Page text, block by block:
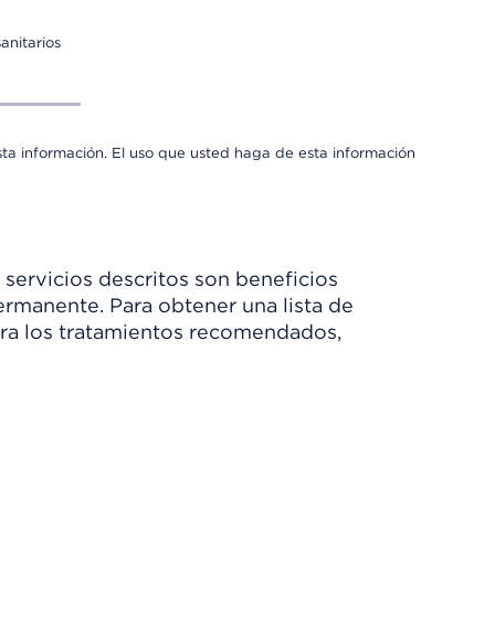
información. El uso que usted haga de esta información
descritos son beneficios
Para obtener una lista de
los tratamientos recomendados,